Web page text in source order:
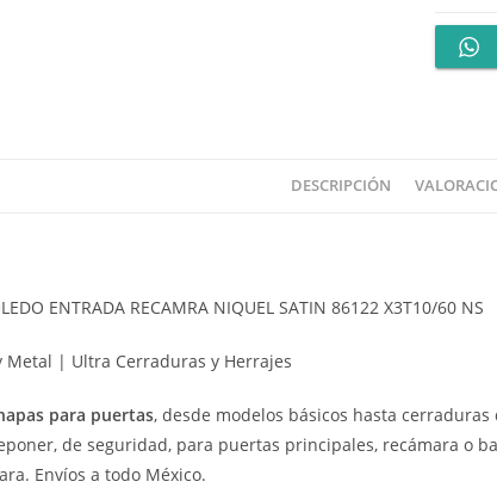
DESCRIPCIÓN
ENTRADA RECAMRA NIQUEL SATIN 86122 X3T10/60 NS
Metal | Ultra Cerraduras y Herrajes
para puertas, desde modelos básicos hasta
de seguridad, para puertas principales, recámara o
Envíos a todo México.